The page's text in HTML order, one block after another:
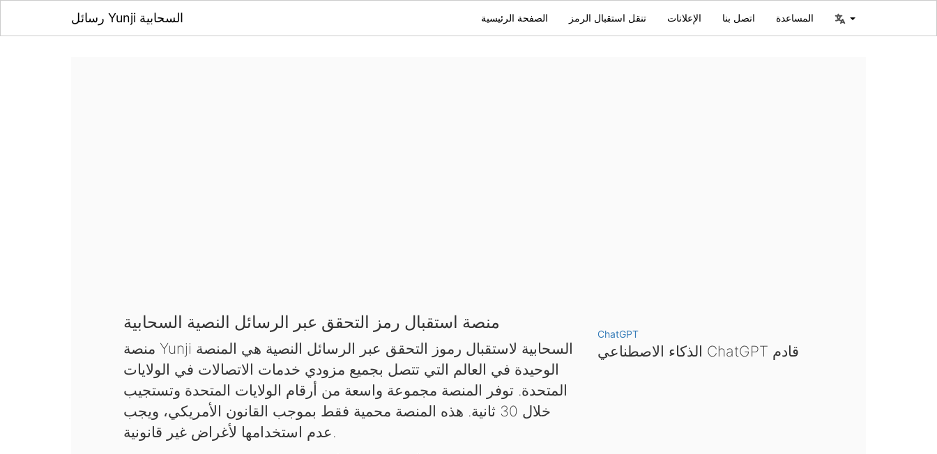
رسائل Yunji السحابية الصفحة الرئيسية تنقل استقبال الرمز الإعلانات اتصل بنا المساعدة
منصة استقبال رمز التحقق عبر الرسائل النصية السحابية
منصة Yunji السحابية لاستقبال رموز التحقق عبر الرسائل النصية هي المنصة
الوحيدة في العالم التي تتصل بجميع مزودي خدمات الاتصالات في الولايات
المتحدة. توفر المنصة مجموعة واسعة من أرقام الولايات المتحدة وتستجيب
خلال 30 ثانية. هذه المنصة محمية فقط بموجب القانون الأمريكي، ويجب
عدم استخدامها لأغراض غير قانونية.
ChatGPT
الذكاء الاصطناعي ChatGPT قادم